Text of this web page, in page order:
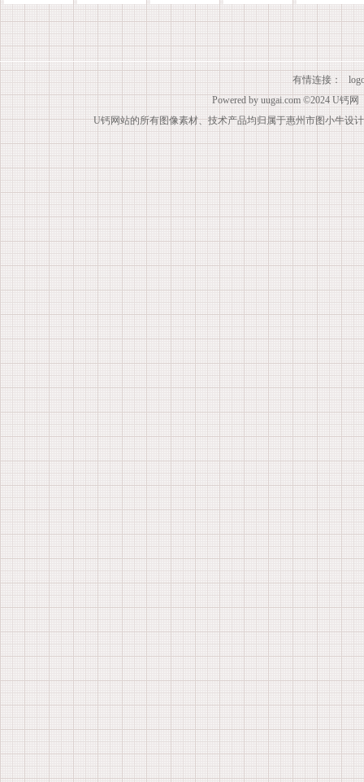
有情连接：
Powered by uugai.com ©2024 U钙网
U钙网站的所有图像素材、技术产品均归属于惠州市图小牛设